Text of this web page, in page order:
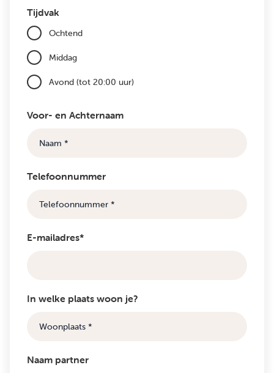
Tijdvak
Ochtend
Middag
Avond (tot 20:00 uur)
Voor- en Achternaam
Telefoonnummer
E-mailadres*
In welke plaats woon je?
Naam partner